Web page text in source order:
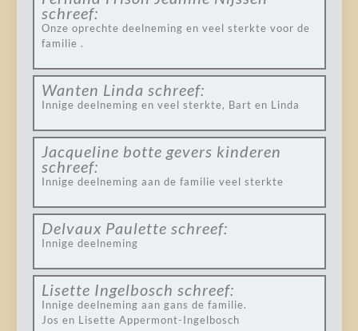
schreef:
Onze oprechte deelneming en veel sterkte voor de
familie .
Wanten Linda schreef:
Innige deelneming en veel sterkte, Bart en Linda
Jacqueline botte gevers kinderen
schreef:
Innige deelneming aan de familie veel sterkte
Delvaux Paulette schreef:
Innige deelneming
Lisette Ingelbosch schreef:
Innige deelneming aan gans de familie.
Jos en Lisette Appermont-Ingelbosch